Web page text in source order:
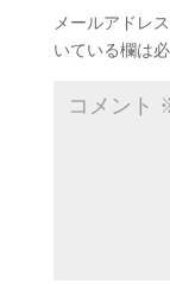
メールアドレ
いている欄は